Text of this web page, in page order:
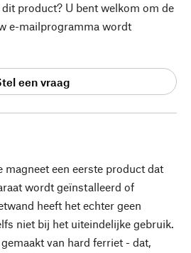
magneet een eerste product dat
wordt geïnstalleerd of
heeft het echter geen
niet bij het uiteindelijke gebruik.
van hard ferriet - dat,
product? U bent welkom om de
e-mailprogramma wordt
een vraag